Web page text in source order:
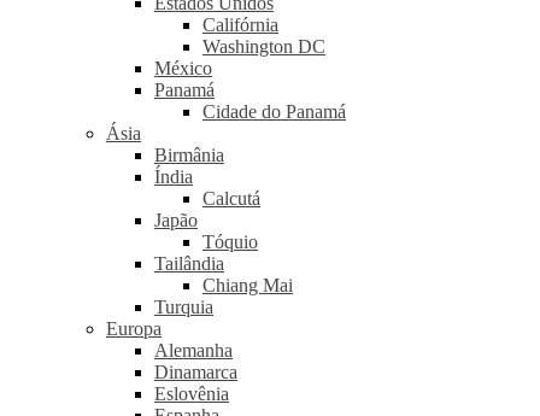
Califórnia
Washington DC
México
Panamá
Cidade do Panamá
Ásia
Birmânia
Índia
Calcutá
Japão
Tóquio
Tailândia
Chiang Mai
Turquia
Europa
Alemanha
Dinamarca
Eslovênia